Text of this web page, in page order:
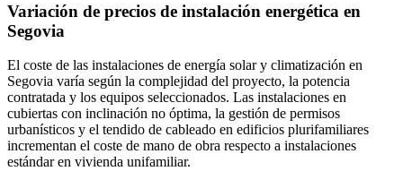
Variación de precios de instalación energética en
Segovia
El coste de las instalaciones de energía solar y climatización en
Segovia varía según la complejidad del proyecto, la potencia
contratada y los equipos seleccionados. Las instalaciones en
cubiertas con inclinación no óptima, la gestión de permisos
urbanísticos y el tendido de cableado en edificios plurifamiliares
incrementan el coste de mano de obra respecto a instalaciones
estándar en vivienda unifamiliar.